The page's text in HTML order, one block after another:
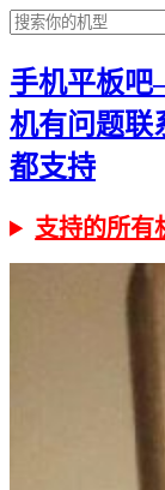
手机平板吧
机有问题联
都支持
支持的所有